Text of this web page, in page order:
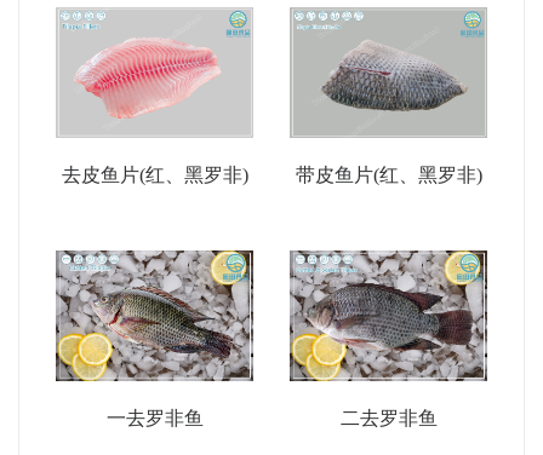
去皮鱼片(红、黑罗非) 带皮鱼片(红、黑罗非)
一去罗非鱼 二去罗非鱼